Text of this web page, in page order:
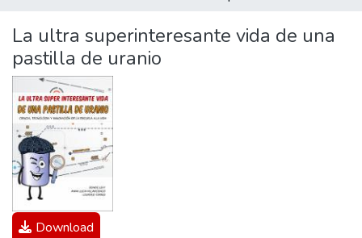
Communities & Collections
All of DSpace
Statistics
La ultra superinteresante vida de una
pastilla de uranio
Download